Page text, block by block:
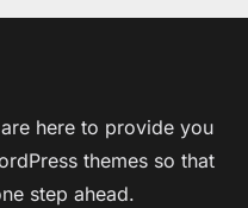
here to provide you
themes so that
step ahead.